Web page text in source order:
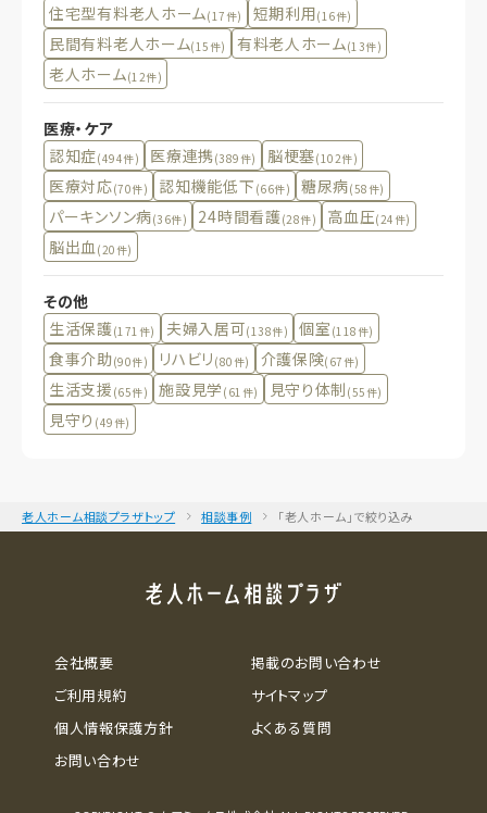
住宅型有料老人ホーム(17件) 短期利用(16件)
民間有料老人ホーム(15件) 有料老人ホーム(13件)
老人ホーム(12件)
医療・ケア
認知症(494件) 医療連携(389件) 脳梗塞(102件)
医療対応(70件) 認知機能低下 (66件) 糖尿病(58件)
パーキンソン病(36件) 24時間看護(28件) 高血圧(24件)
脳出血 (20件)
その他
生活保護(171件) 夫婦入居可(138件) 個室 (118件)
食事介助(90件) リハビリ (80件) 介護保険(67件)
生活支援 (65件) 施設見学 (61件) 見守り体制 (55件)
見守り (49件)
老人ホーム相談プラザトップ 相談事例 「老人ホーム」で絞り込み
会社概要
ご利用規約
個人情報保護方針
お問い合わせ
掲載のお問い合わせ
サイトマップ
よくある質問